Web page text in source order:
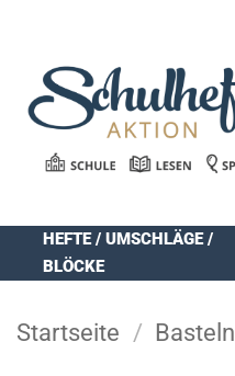
springen
HEFTE / UMSCHLÄGE /
BLÖCKE
Startseite / Basteln